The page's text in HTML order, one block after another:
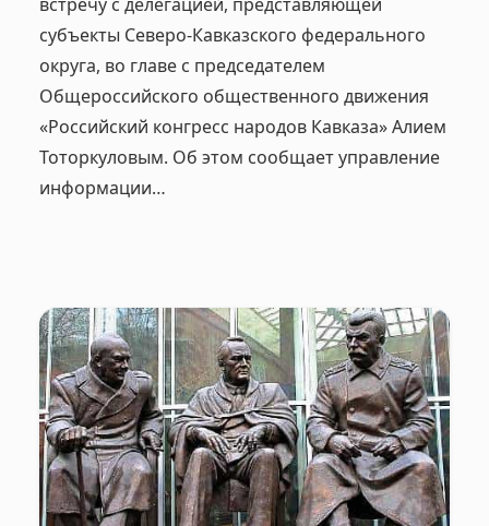
субъекты Северо-Кавказского федерального
округа, во главе с председателем
Общероссийского общественного движения
«Российский конгресс народов Кавказа» Алием
Тоторкуловым. Об этом сообщает управление
информации…